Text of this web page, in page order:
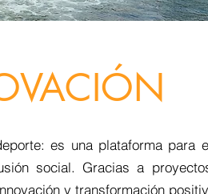
es una plataforma para
social. Gracias a
y transformación